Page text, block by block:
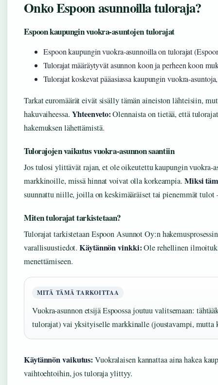
Onko Espoon asunnoilla tuloraja?
Espoon kaupungin vuokra-asuntojen tulorajat
Espoon kaupungin vuokra-asunnoilla on tulorajat
Tulorajat määräytyvät asunnon koon ja perheen koon
Tulorajat koskevat pääasiassa kaupungin vuokra-
Tarkat euromäärät eivät sisälly tämän aineiston lähteisiin,
hakuvaiheessa. Yhteenveto:Olennaista on tietää, että
hakemuksen lähettämistä.
Tulorajojen vaikutus vuokra-asunnon saantiin
Jos tulosi ylittävät rajan, et ole oikeutettu kaupungin
markkinoille, missä hinnat voivat olla korkeampia. Miksi
suunnattu niille, joilla on keskimääräiset tai pienemmät
Miten tulorajat tarkistetaan?
Tulorajat tarkistetaan Espoon Asunnot Oy:n
varallisuustiedot.Käytännön vinkki:Ole rehellinen
menettämiseen.
MITÄ TÄMÄ TARKOITTAA
Vuokra-asunnon etsijä Espoossa joutuu valitsemaan:
tulorajat) vai yksityiselle markkinalle (joustavampi,
Käytännön vaikutus: Vuokralaisen kannattaa aina hakea
vaihtoehtoihin, jos tuloraja ylittyy.